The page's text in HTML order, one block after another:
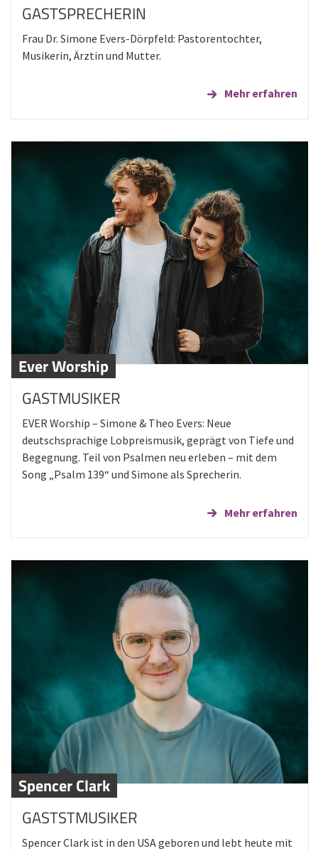
GASTSPRECHERIN
Frau Dr. Simone Evers-Dörpfeld: Pastorentochter,
Musikerin, Ärztin und Mutter.
Mehr erfahren
Ever Worship
GASTMUSIKER
EVER Worship – Simone & Theo Evers: Neue
deutschsprachige Lobpreismusik, geprägt von Tiefe und
Begegnung. Teil von Psalmen neu erleben – mit dem
Song „Psalm 139“ und Simone als Sprecherin.
Mehr erfahren
Spencer Clark
GASTSTMUSIKER
Spencer Clark ist in den USA geboren und lebt heute mit